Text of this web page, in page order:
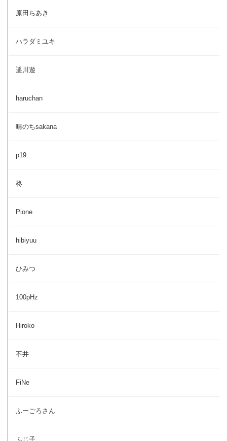
原田ちあき
ハラダミユキ
遥川遊
haruchan
晴のちsakana
p19
柊
Pione
hibiyuu
ひみつ
100pHz
Hiroko
不井
FiNe
ふーごろさん
ふじ子